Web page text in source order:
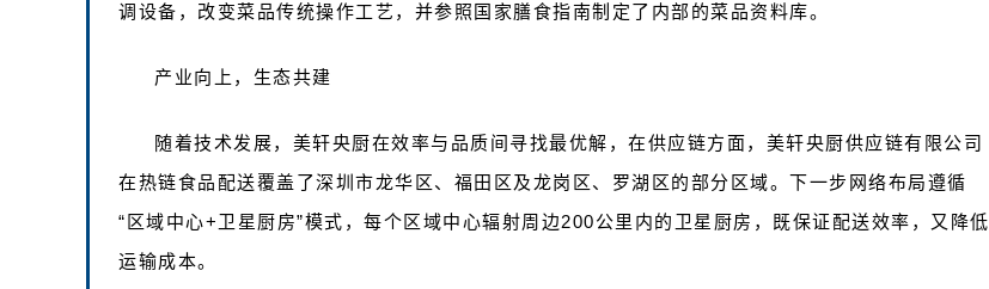
调设备，改变菜品传统操作工艺，并参照国家膳食指南制定了内部的菜品资料库。
产业向上，生态共建
随着技术发展，美轩央厨在效率与品质间寻找最优解，在供应链方面，美轩央厨供应链有限公司
在热链食品配送覆盖了深圳市龙华区、福田区及龙岗区、罗湖区的部分区域。下一步网络布局遵循
“区域中心+卫星厨房”模式，每个区域中心辐射周边200公里内的卫星厨房，既保证配送效率，又降低
运输成本。